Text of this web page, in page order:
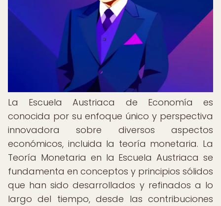
La Escuela Austriaca de Economía es
conocida por su enfoque único y perspectiva
innovadora sobre diversos aspectos
económicos, incluida la teoría monetaria. La
Teoría Monetaria en la Escuela Austriaca se
fundamenta en conceptos y principios sólidos
que han sido desarrollados y refinados a lo
largo del tiempo, desde las contribuciones